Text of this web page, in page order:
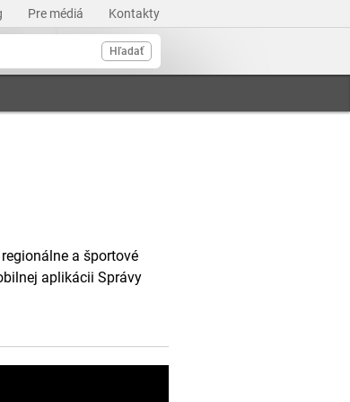
Pre médiá Kontakty
Hľadať
a športové
aplikácii Správy